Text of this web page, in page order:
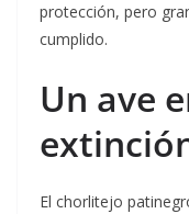
protección, pero
cumplido.
Un ave
El chorlitejo